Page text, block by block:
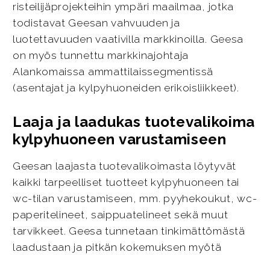
risteilijäprojekteihin ympäri maailmaa, jotka
todistavat Geesan vahvuuden ja
luotettavuuden vaativilla markkinoilla. Geesa
on myös tunnettu markkinajohtaja
Alankomaissa ammattilaissegmentissä
(asentajat ja kylpyhuoneiden erikoisliikkeet).
Laaja ja laadukas tuotevalikoima
kylpyhuoneen varustamiseen
Geesan laajasta tuotevalikoimasta löytyvät
kaikki tarpeelliset tuotteet kylpyhuoneen tai
wc-tilan varustamiseen, mm. pyyhekoukut, wc-
paperitelineet, saippuatelineet sekä muut
tarvikkeet. Geesa tunnetaan tinkimättömästä
laadustaan ja pitkän kokemuksen myötä